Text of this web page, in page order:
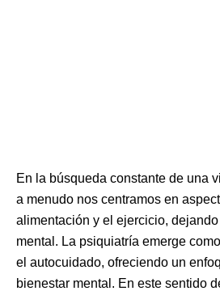
En la búsqueda constante de una
a menudo nos centramos en
alimentación y el ejercicio,
mental. La psiquiatría emerge
el autocuidado, ofreciendo un
bienestar mental. En este sentido